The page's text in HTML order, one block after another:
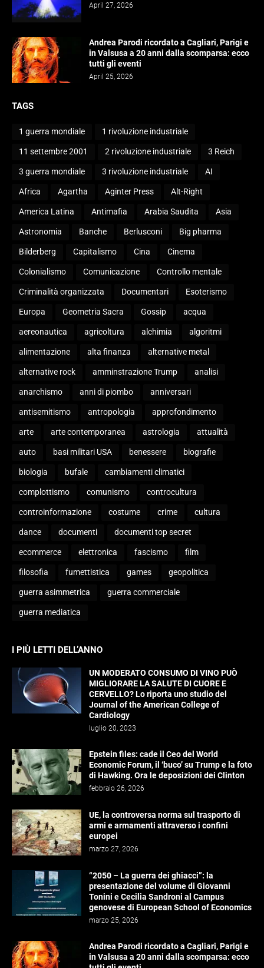
April 27, 2026
Andrea Parodi ricordato a Cagliari, Parigi e
in Valsusa a 20 anni dalla scomparsa: ecco
tutti gli eventi
April 25, 2026
TAGS
1 guerra mondiale 1 rivoluzione industriale
11 settembre 2001 2 rivoluzione industriale 3 Reich
3 guerra mondiale 3 rivoluzione industriale AI
Africa Agartha Aginter Press Alt-Right
America Latina Antimafia Arabia Saudita Asia
Astronomia Banche Berlusconi Big pharma
Bilderberg Capitalismo Cina Cinema
Colonialismo Comunicazione Controllo mentale
Criminalità organizzata Documentari Esoterismo
Europa Geometria Sacra Gossip acqua
aereonautica agricoltura alchimia algoritmi
alimentazione alta finanza alternative metal
alternative rock amminstrazione Trump analisi
anarchismo anni di piombo anniversari
antisemitismo antropologia approfondimento
arte arte contemporanea astrologia attualità
auto basi militari USA benessere biografie
biologia bufale cambiamenti climatici
complottismo comunismo controcultura
controinformazione costume crime cultura
dance documenti documenti top secret
ecommerce elettronica fascismo film
filosofia fumettistica games geopolitica
guerra asimmetrica guerra commerciale
guerra mediatica
I PIÙ LETTI DELL’ANNO
UN MODERATO CONSUMO DI VINO PUÒ
MIGLIORARE LA SALUTE DI CUORE E
CERVELLO? Lo riporta uno studio del
Journal of the American College of
Cardiology
luglio 20, 2023
Epstein files: cade il Ceo del World
Economic Forum, il ‘buco’ su Trump e la foto
di Hawking. Ora le deposizioni dei Clinton
febbraio 26, 2026
UE, la controversa norma sul trasporto di
armi e armamenti attraverso i confini
europei
marzo 27, 2026
“2050 – La guerra dei ghiacci”: la
presentazione del volume di Giovanni
Tonini e Cecilia Sandroni al Campus
genovese di European School of Economics
marzo 25, 2026
Andrea Parodi ricordato a Cagliari, Parigi e
in Valsusa a 20 anni dalla scomparsa: ecco